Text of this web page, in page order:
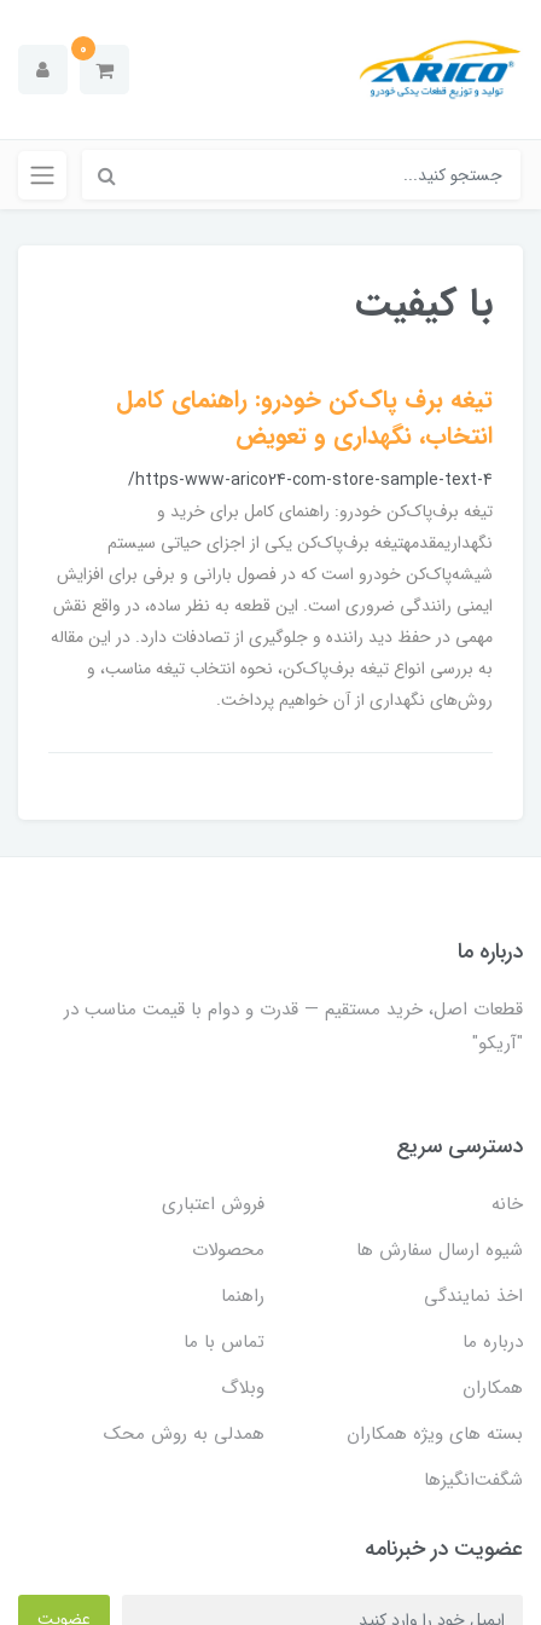
0
با کیفیت
تیغه برف پاک‌کن خودرو: راهنمای کامل
انتخاب، نگهداری و تعویض
/https-www-arico24-com-store-sample-text-4
تیغه برف‌پاک‌کن خودرو: راهنمای کامل برای خرید و
نگهداریمقدمهتیغه برف‌پاک‌کن یکی از اجزای حیاتی سیستم
شیشه‌پاک‌کن خودرو است که در فصول بارانی و برفی برای افزایش
ایمنی رانندگی ضروری است. این قطعه به نظر ساده، در واقع نقش
مهمی در حفظ دید راننده و جلوگیری از تصادفات دارد. در این مقاله
به بررسی انواع تیغه برف‌پاک‌کن، نحوه انتخاب تیغه مناسب، و
روش‌های نگهداری از آن خواهیم پرداخت.
درباره ما
قطعات اصل، خرید مستقیم — قدرت و دوام با قیمت مناسب در
"آریکو"
دسترسی سریع
خانه
فروش اعتباری
شیوه ارسال سفارش ها
محصولات
اخذ نمایندگی
راهنما
درباره ما
تماس با ما
همکاران
وبلاگ
بسته های ویژه همکاران
همدلی به روش محک
شگفت‌انگیزها
عضویت در خبرنامه
عضویت